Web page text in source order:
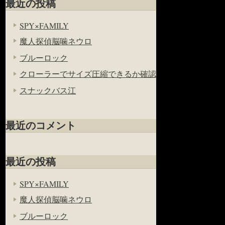
最近の投稿
SPY×FAMILY
魔人探偵脳噛ネウロ
ブルーロック
クローラーでサイズ圧縮できるか確認
スナックバス江
最近のコメント
最近の投稿
SPY×FAMILY
魔人探偵脳噛ネウロ
ブルーロック